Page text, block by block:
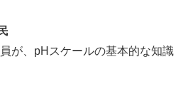
が、pHスケールの基本的な知識